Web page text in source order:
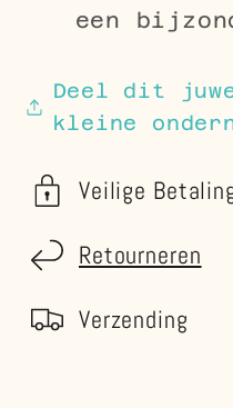
een
Deel dit
kleine
Veilige
Retourneren
Verzending